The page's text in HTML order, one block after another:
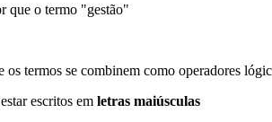
que o termo "gestão"
termos se combinem como operadores
escritos em letras maiúsculas